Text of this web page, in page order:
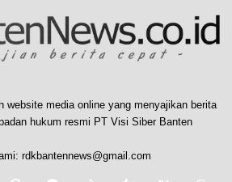
website media online yang menyajikan berita
hukum resmi PT Visi Siber Banten
rdkbantennews@gmail.com